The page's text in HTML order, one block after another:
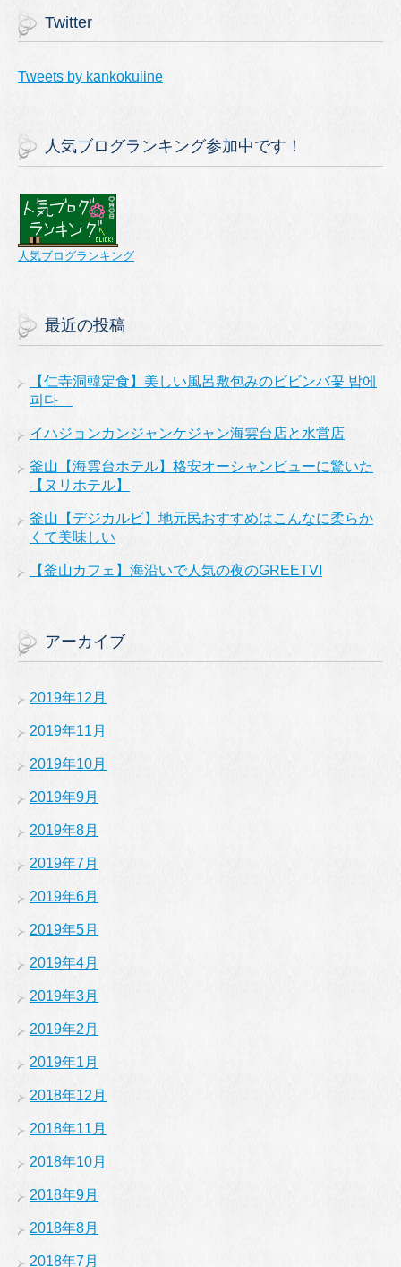
Twitter
Tweets by kankokuiine
人気ブログランキング参加中です！
人気ブログランキング
最近の投稿
【仁寺洞韓定食】美しい風呂敷包みのビビンバ꽃 밥에
피다
イハジョンカンジャンケジャン海雲台店と水営店
釜山【海雲台ホテル】格安オーシャンビューに驚いた
【ヌリホテル】
釜山【デジカルビ】地元民おすすめはこんなに柔らか
くて美味しい
【釜山カフェ】海沿いで人気の夜のGREETVI
アーカイブ
2019年12月
2019年11月
2019年10月
2019年9月
2019年8月
2019年7月
2019年6月
2019年5月
2019年4月
2019年3月
2019年2月
2019年1月
2018年12月
2018年11月
2018年10月
2018年9月
2018年8月
2018年7月